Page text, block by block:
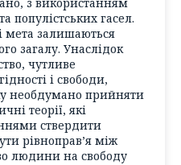
популістських гасел.
мета залишаються
загалу. Унаслідок
чутливе
і свободи,
необдумано прийняти
теорії, які
ствердити
рівноправ’я між
людини на свободу